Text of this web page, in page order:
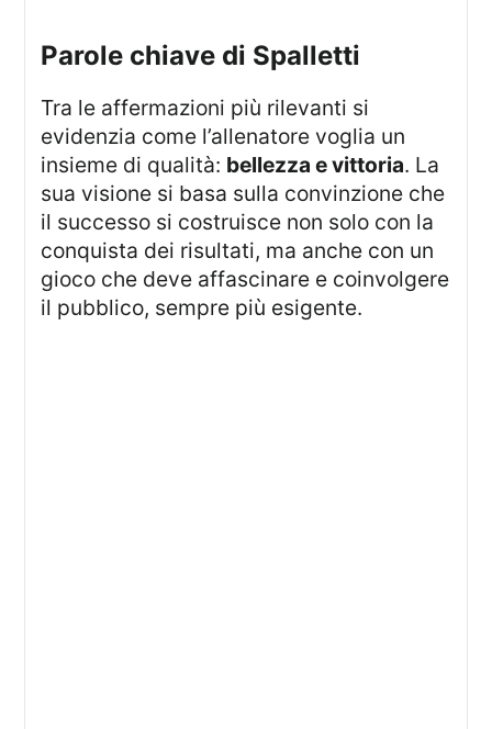
Parole chiave di Spalletti
Tra le affermazioni più rilevanti si
evidenzia come l’allenatore voglia un
insieme di qualità: bellezza e vittoria. La
sua visione si basa sulla convinzione che
il successo si costruisce non solo con la
conquista dei risultati, ma anche con un
gioco che deve affascinare e coinvolgere
il pubblico, sempre più esigente.